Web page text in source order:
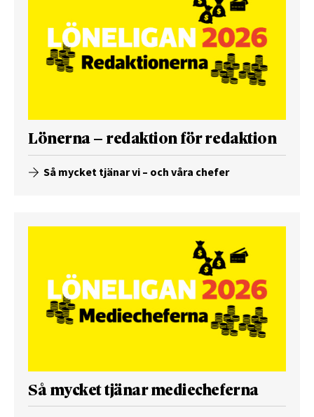
Lönerna – redaktion för redaktion
Så mycket tjänar vi – och våra chefer
Så mycket tjänar mediecheferna